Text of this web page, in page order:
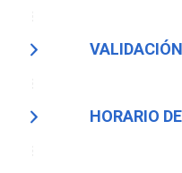
HORARIO